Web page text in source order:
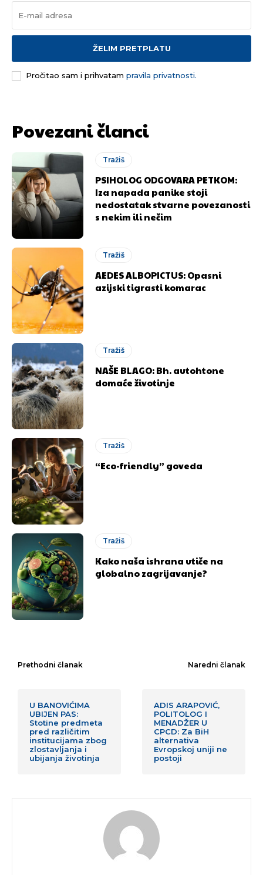
ŽELIM PRETPLATU
Pročitao sam i prihvatam pravila privatnosti.
Povezani članci
Tražiš
PSIHOLOG ODGOVARA PETKOM:
Iza napada panike stoji
nedostatak stvarne povezanosti
s nekim ili nečim
Tražiš
AEDES ALBOPICTUS: Opasni
azijski tigrasti komarac
Tražiš
NAŠE BLAGO: Bh. autohtone
domaće životinje
Tražiš
“Eco-friendly” goveda
Tražiš
Kako naša ishrana utiče na
globalno zagrijavanje?
Prethodni članak
U BANOVIĆIMA
UBIJEN PAS:
Stotine predmeta
pred različitim
institucijama zbog
zlostavljanja i
ubijanja životinja
Naredni članak
ADIS ARAPOVIĆ,
POLITOLOG I
MENADŽER U
CPCD: Za BiH
alternativa
Evropskoj uniji ne
postoji